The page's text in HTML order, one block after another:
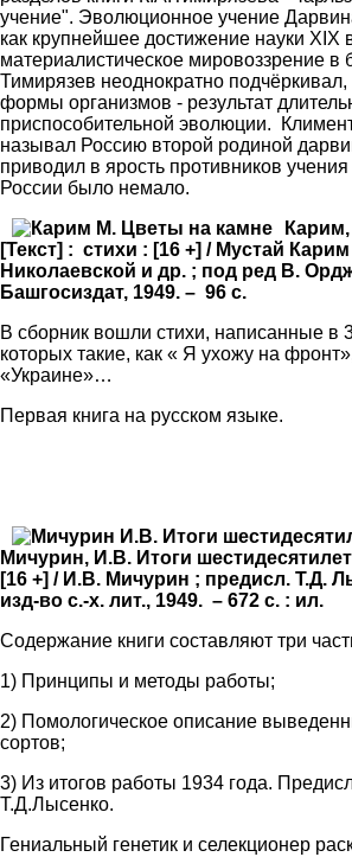
учение". Эволюционное учение
как крупнейшее достижение науки
материалистическое мировоззрение в
Тимирязев неоднократно
формы организмов - результат
приспособительной эволюции.
называл Россию второй родиной
приводил в ярость противников
России было немало.
[Текст] : стихи : [16 +] / Мустай
Николаевской и др. ; под ред В.
Башгосиздат, 1949. – 96 с.
В сборник вошли стихи, написанные в
которых такие, как « Я ухожу на
«Украине»…
Первая книга на русском языке.
Мичурин, И.В. Итоги
[16 +] / И.В. Мичурин ; предисл. Т.Д.
изд-во с.-х. лит., 1949. – 672 с. : ил.
Содержание книги составляют три
1) Принципы и методы работы;
2) Помологическое описание
сортов;
3) Из итогов работы 1934 года.
Т.Д.Лысенко.
Гениальный генетик и селекционер